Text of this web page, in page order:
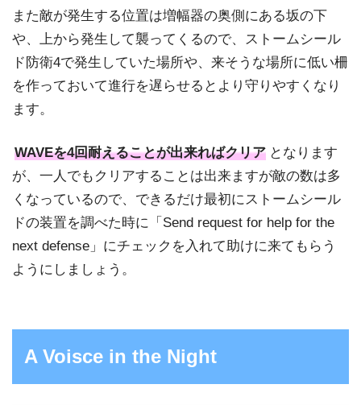
また敵が発生する位置は増幅器の奥側にある坂の下
や、上から発生して襲ってくるので、ストームシール
ド防衛4で発生していた場所や、来そうな場所に低い柵
を作っておいて進行を遅らせるとより守りやすくなり
ます。
WAVEを4回耐えることが出来ればクリア となります
が、一人でもクリアすることは出来ますが敵の数は多
くなっているので、できるだけ最初にストームシール
ドの装置を調べた時に「Send request for help for the
next defense」にチェックを入れて助けに来てもらう
ようにしましょう。
A Voisce in the Night